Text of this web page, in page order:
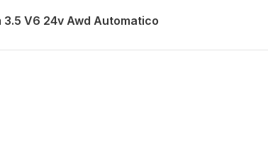
3.5 V6 24v Awd Automatico